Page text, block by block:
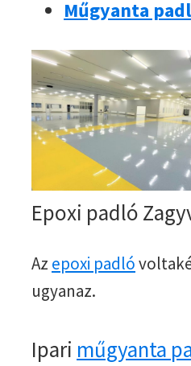
Műgyanta
Epoxi padló
Az epoxi padló
ugyanaz.
Ipari műgyanta